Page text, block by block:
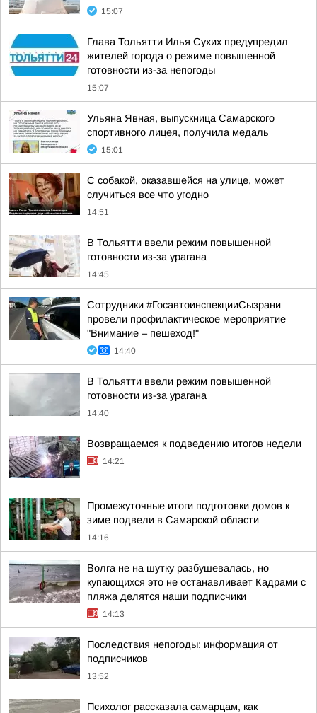
15:07
Глава Тольятти Илья Сухих предупредил
жителей города о режиме повышенной
готовности из-за непогоды
15:07
Ульяна Явная, выпускница Самарского
спортивного лицея, получила медаль
15:01
С собакой, оказавшейся на улице, может
случиться все что угодно
14:51
В Тольятти ввели режим повышенной
готовности из-за урагана
14:45
Сотрудники #ГосавтоинспекцииСызрани
провели профилактическое мероприятие
"Внимание – пешеход!"
14:40
В Тольятти ввели режим повышенной
готовности из-за урагана
14:40
Возвращаемся к подведению итогов недели
14:21
Промежуточные итоги подготовки домов к
зиме подвели в Самарской области
14:16
Волга не на шутку разбушевалась, но
купающихся это не останавливает Кадрами с
пляжа делятся наши подписчики
14:13
Последствия непогоды: информация от
подписчиков
13:52
Психолог рассказала самарцам, как